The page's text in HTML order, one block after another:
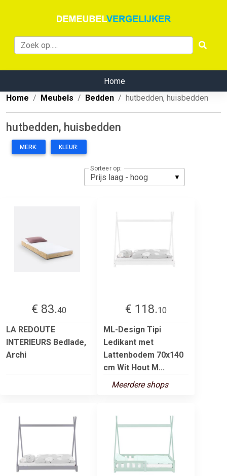
Home
Home
Meubels Bedden hutbedden, huisbedden
hutbedden, huisbedden
MERK: KLEUR:
Sorteer op:
€ 83.40
LA REDOUTE
INTERIEURS Bedlade,
Archi
€ 118.10
ML-Design Tipi
Ledikant met
Lattenbodem 70x140
cm Wit Hout M...
Meerdere shops